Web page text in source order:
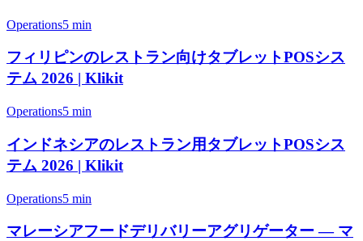
Operations5 min
フィリピンのレストラン向けタブレットPOSシス
テム 2026 | Klikit
Operations5 min
インドネシアのレストラン用タブレットPOSシス
テム 2026 | Klikit
Operations5 min
マレーシアフードデリバリーアグリゲーター — マ